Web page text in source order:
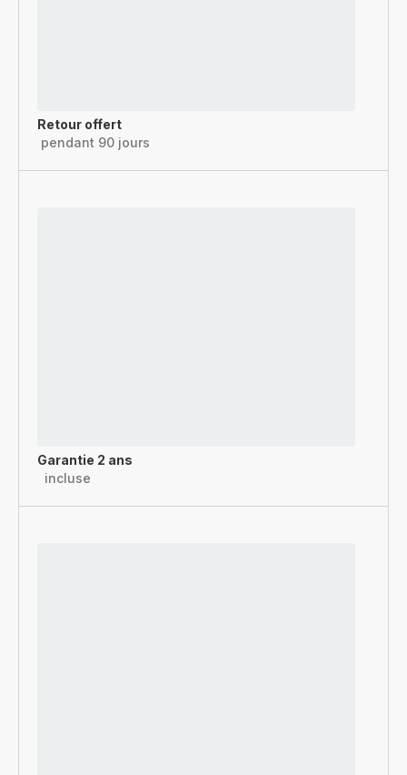
Retour offert
pendant 90 jours
Garantie 2 ans
incluse